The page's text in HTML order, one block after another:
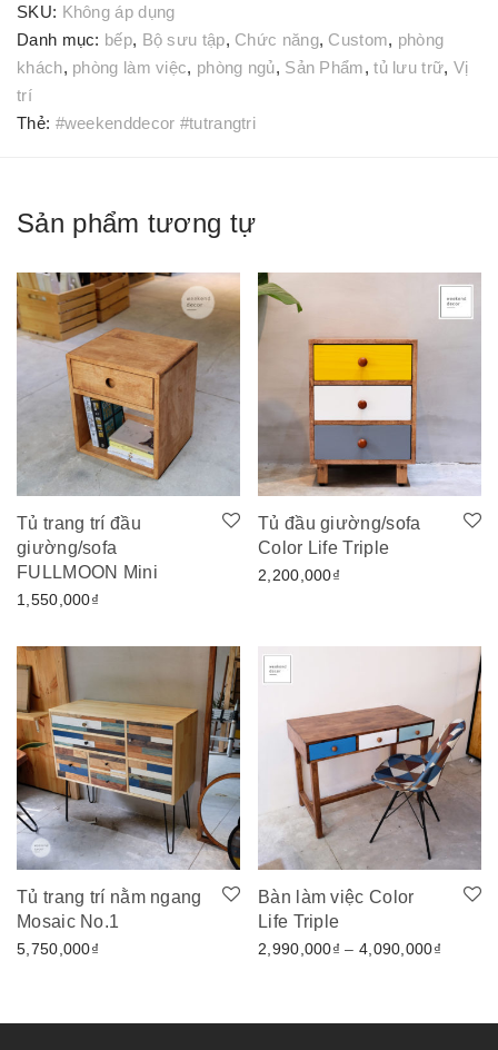
SKU: Không áp dụng
Danh mục: bếp, Bộ sưu tập, Chức năng, Custom, phòng
khách, phòng làm việc, phòng ngủ, Sản Phẩm,tủ lưu trữ, Vị
trí
Thẻ: #weekenddecor #tutrangtri
Sản phẩm tương tự
Tủ trang trí đầu
giường/sofa
FULLMOON Mini
1,550,000₫
Tủ đầu giường/sofa
Color Life Triple
2,200,000₫
Tủ trang trí nằm ngang
Mosaic No.1
5,750,000₫
Bàn làm việc Color
Life Triple
2,990,000₫ – 4,090,000₫